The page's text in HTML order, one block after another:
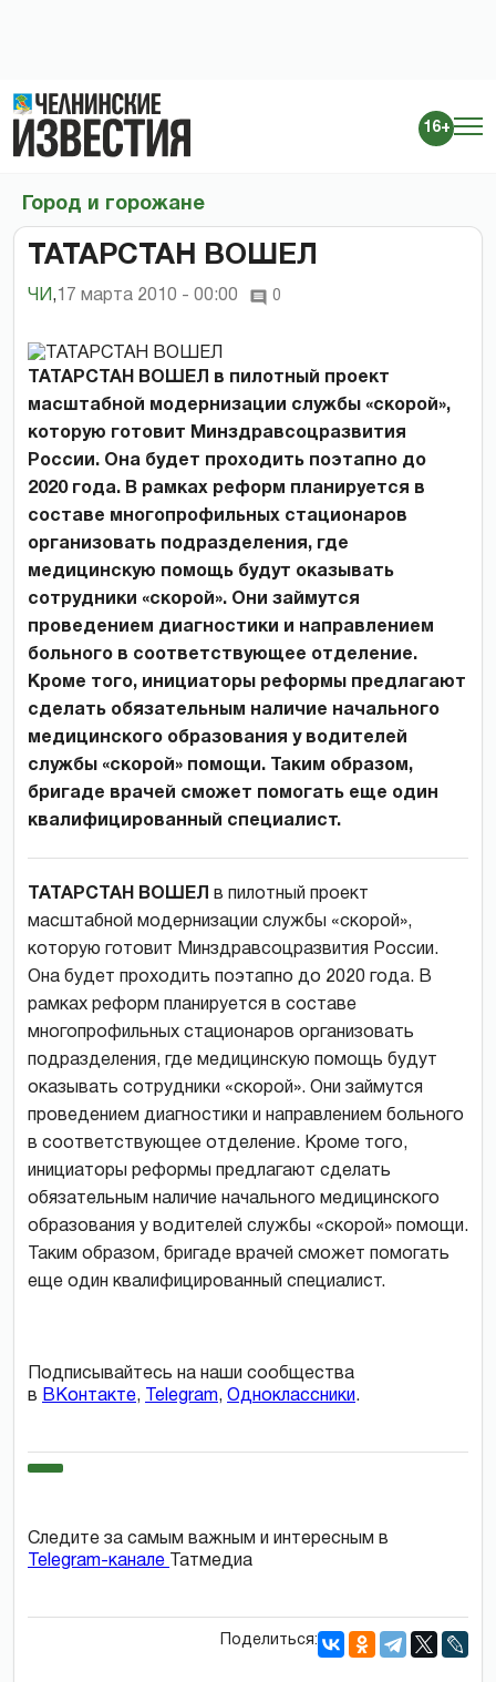
16+
Город и горожане
ТАТАРСТАН ВОШЕЛ
ЧИ , 17 марта 2010 - 00:00 0
ТАТАРСТАН ВОШЕЛ в пилотный проект
масштабной модернизации службы «скорой»,
которую готовит Минздравсоцразвития
России. Она будет проходить поэтапно до
2020 года. В рамках реформ планируется в
составе многопрофильных стационаров
организовать подразделения, где
медицинскую помощь будут оказывать
сотрудники «скорой». Они займутся
проведением диагностики и направлением
больного в соответствующее отделение.
Кроме того, инициаторы реформы предлагают
сделать обязательным наличие начального
медицинского образования у водителей
службы «скорой» помощи. Таким образом,
бригаде врачей сможет помогать еще один
квалифицированный специалист.
ТАТАРСТАН ВОШЕЛ
в пилотный проект
масштабной модернизации службы «скорой»,
которую готовит Минздравсоцразвития России.
Она будет проходить поэтапно до 2020 года. В
рамках реформ планируется в составе
многопрофильных стационаров организовать
подразделения, где медицинскую помощь будут
оказывать сотрудники «скорой». Они займутся
проведением диагностики и направлением больного
в соответствующее отделение. Кроме того,
инициаторы реформы предлагают сделать
обязательным наличие начального медицинского
образования у водителей службы «скорой» помощи.
Таким образом, бригаде врачей сможет помогать
еще один квалифицированный специалист.
Подписывайтесь на наши сообщества
в ВКонтакте, Telegram, Одноклассники.
Следите за самым важным и интересным в
Telegram-канале
Татмедиа
Поделиться: